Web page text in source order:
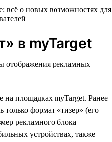
в myTarget
отображения рекламных
на площадках myTarget. Ранее
только формат «тизер» (его
рекламного блока
устройствах, также